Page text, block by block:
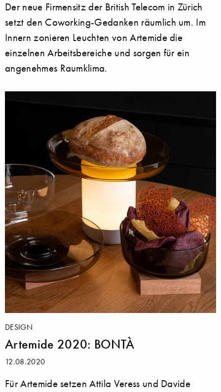
Der neue Firmensitz der British Telecom in Zürich
setzt den Coworking-Gedanken räumlich um. Im
Innern zonieren Leuchten von Artemide die
einzelnen Arbeitsbereiche und sorgen für ein
angenehmes Raumklima.
DESIGN
Artemide 2020: BONTÀ
12.08.2020
Für Artemide setzen Attila Veress und Davide